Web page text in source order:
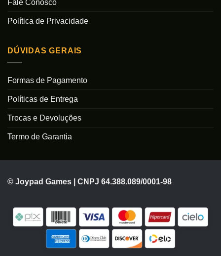
Fale Conosco
Política de Privacidade
DÚVIDAS GERAIS
Formas de Pagamento
Políticas de Entrega
Trocas e Devoluções
Termo de Garantia
© Joypad Games | CNPJ 64.388.089/0001-98